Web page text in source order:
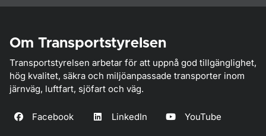
Om Transportstyrelsen
Transportstyrelsen arbetar för att uppnå god tillgänglighet,
hög kvalitet, säkra och miljöanpassade transporter inom
järnväg, luftfart, sjöfart och väg.
Facebook LinkedIn YouTube